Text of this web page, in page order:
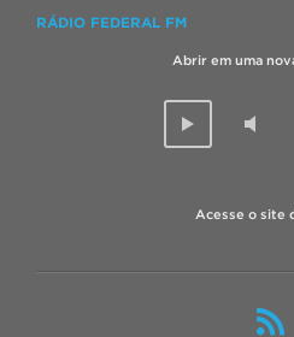
RÁDIO FEDERAL FM
Abrir em uma
Acesse o site